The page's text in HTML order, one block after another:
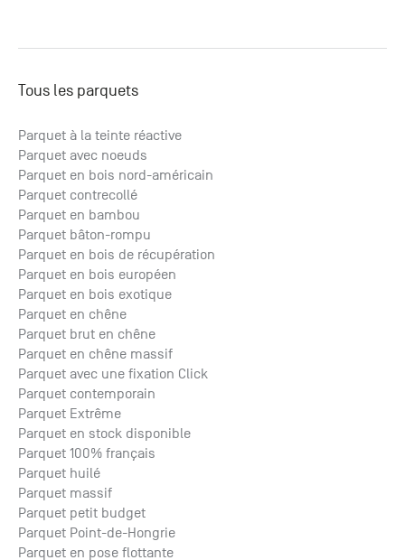
Tous les parquets
Parquet à la teinte réactive
Parquet avec noeuds
Parquet en bois nord-américain
Parquet contrecollé
Parquet en bambou
Parquet bâton-rompu
Parquet en bois de récupération
Parquet en bois européen
Parquet en bois exotique
Parquet en chêne
Parquet brut en chêne
Parquet en chêne massif
Parquet avec une fixation Click
Parquet contemporain
Parquet Extrême
Parquet en stock disponible
Parquet 100% français
Parquet huilé
Parquet massif
Parquet petit budget
Parquet Point-de-Hongrie
Parquet en pose flottante